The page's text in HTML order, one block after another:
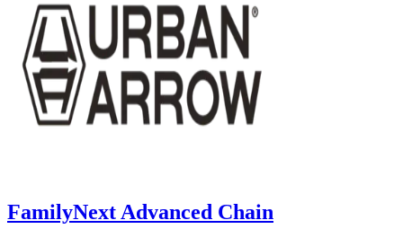
FamilyNext Advanced Chain